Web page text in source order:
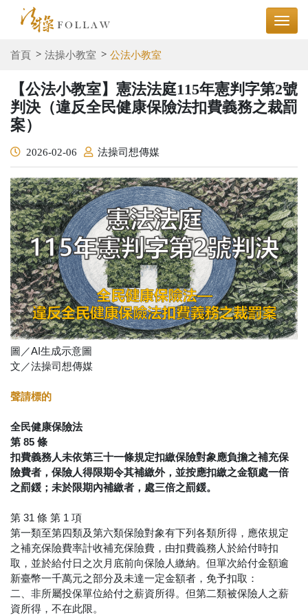
首頁 法操小教室 公法小教室
【公法小教室】憲法法庭115年憲判字第2號
判決（違反全民健康保險法扣費義務之裁罰
案）
2026-02-06 法操司想傳媒
圖／AI生成示意圖
文／法操司想傳媒
聲請標的
全民健康保險法
第 85 條
扣費義務人未依第三十一條規定扣繳保險對象應負擔之補充保
險費者，保險人得限期令其補繳外，並按應扣繳之金額處一倍
之罰鍰；未於限期內補繳者，處三倍之罰鍰。
第 31 條 第 1 項
第一類至第四類及第六類保險對象有下列各類所得，應依規定
之補充保險費率計收補充保險費，由扣費義務人於給付時扣
取，並於給付日之次月底前向保險人繳納。但單次給付金額逾
新臺幣一千萬元之部分及未達一定金額者，免予扣取：
二、非所屬投保單位給付之薪資所得。但第二類被保險人之薪
資所得，不在此限。